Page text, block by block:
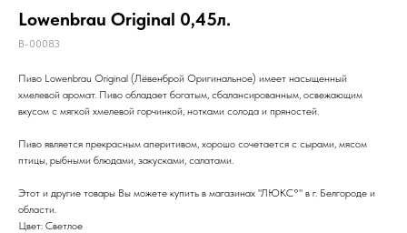
Lowenbrau Original 0,45л.
B-00083
Пиво Lowenbrau Original (Лёвенброй Оригинальное) имеет насыщенный
хмелевой аромат. Пиво обладает богатым, сбалансированным, освежающим
вкусом с мягкой хмелевой горчинкой, нотками солода и пряностей.
Пиво является прекрасным аперитивом, хорошо сочетается с сырами, мясом
птицы, рыбными блюдами, закусками, салатами.
Этот и другие товары Вы можете купить в магазинах "ЛЮКС°" в г. Белгороде и
области.
Цвет: Светлое